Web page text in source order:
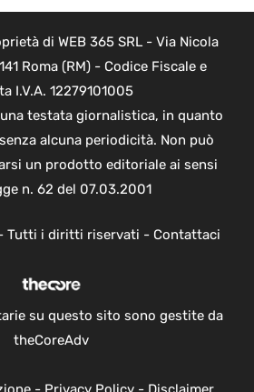
di WEB 365 SRL - Via Nicola
Roma (RM) - Codice Fiscale e
I.V.A. 12279101005
testata giornalistica, in quanto
alcuna periodicità. Non può
un prodotto editoriale ai sensi
n. 62 del 07.03.2001
Tutti i diritti riservati - Contattaci
su questo sito sono gestite da
theCoreAdv